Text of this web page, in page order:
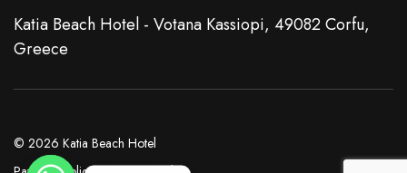
Katia Beach Hotel - Votana Kassiopi, 49082 Corfu,
Greece
© 2026 Katia Beach Hotel